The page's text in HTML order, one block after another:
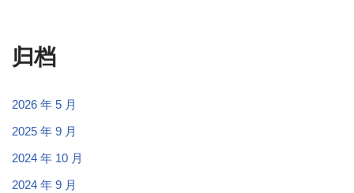
归档
2026 年 5 月
2025 年 9 月
2024 年 10 月
2024 年 9 月